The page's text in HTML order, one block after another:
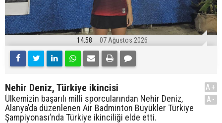
14:58 07 Ağustos 2026
Nehir Deniz, Türkiye ikincisi
Ülkemizin başarılı milli sporcularından Nehir Deniz,
Alanya’da düzenlenen Air Badminton Büyükler Türkiye
Şampiyonası’nda Türkiye ikinciliği elde etti.
A+
A-